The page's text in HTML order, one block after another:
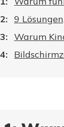
9
Warum